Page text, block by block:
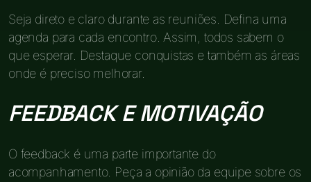
Seja direto e claro durante as reuniões. Defina uma
agenda para cada encontro. Assim, todos sabem o
que esperar. Destaque conquistas e também as áreas
onde é preciso melhorar.
FEEDBACK E MOTIVAÇÃO
O feedback é uma parte importante do
acompanhamento. Peça a opinião da equipe sobre os